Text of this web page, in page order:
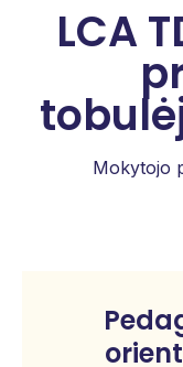
LCA
Mokytojo